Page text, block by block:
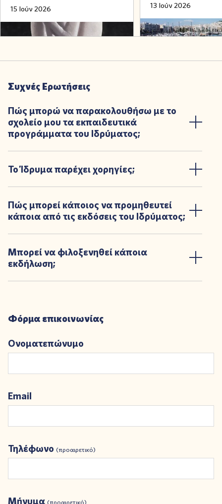
15 Ιούν 2026 13 Ιούν 2026
Συχνές Ερωτήσεις
Πώς μπορώ να παρακολουθήσω με το
σχολείο μου τα εκπαιδευτικά
προγράμματα του Ιδρύματος;
Το Ίδρυμα παρέχει χορηγίες;
Πώς μπορεί κάποιος να προμηθευτεί
κάποια από τις εκδόσεις του Ιδρύματος;
Μπορεί να φιλοξενηθεί κάποια
εκδήλωση;
Φόρμα επικοινωνίας
Ονοματεπώνυμο
Email
Τηλέφωνο (προαιρετικό)
Μήνυμα (προαιρετικό)